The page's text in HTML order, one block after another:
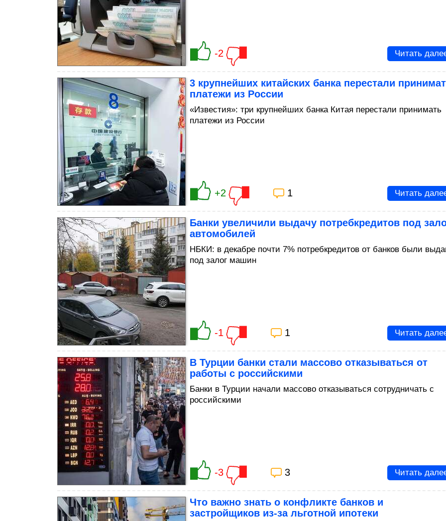
-2 Читать
3 крупнейших китайских банка перестали
платежи из России
«Известия»: три крупнейших банка Китая перестали принимать
платежи из России
+2 1 Читать
Банки увеличили выдачу потребкредитов под
автомобилей
НБКИ: в декабре почти 7% потребкредитов от банков были
под залог машин
-1 1 Читать
В Турции банки стали массово отказываться от
работы с российскими
Банки в Турции начали массово отказываться сотрудничать с
российскими
-3 3 Читать
Что важно знать о конфликте банков и
застройщиков из-за льготной ипотеки